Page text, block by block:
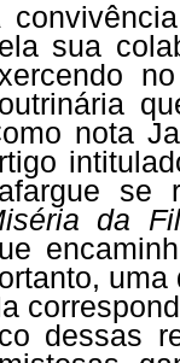
sua
nota
da
dessas